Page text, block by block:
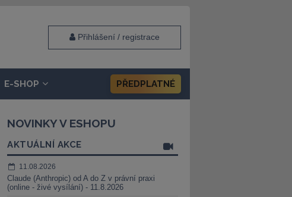
Přihlášení / registrace
E-SHOP PŘEDPLATNÉ
NOVINKY V ESHOPU
AKTUÁLNÍ AKCE
11.08.2026
Claude (Anthropic) od A do Z v právní praxi
(online - živé vysílání) - 11.8.2026